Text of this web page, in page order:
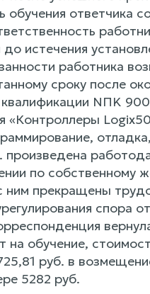
ответчика
истечения
работника
сроку после
NПK
«Контроллеры
по собственному
прекращены
спора
обучение,
руб. в
5282 руб.